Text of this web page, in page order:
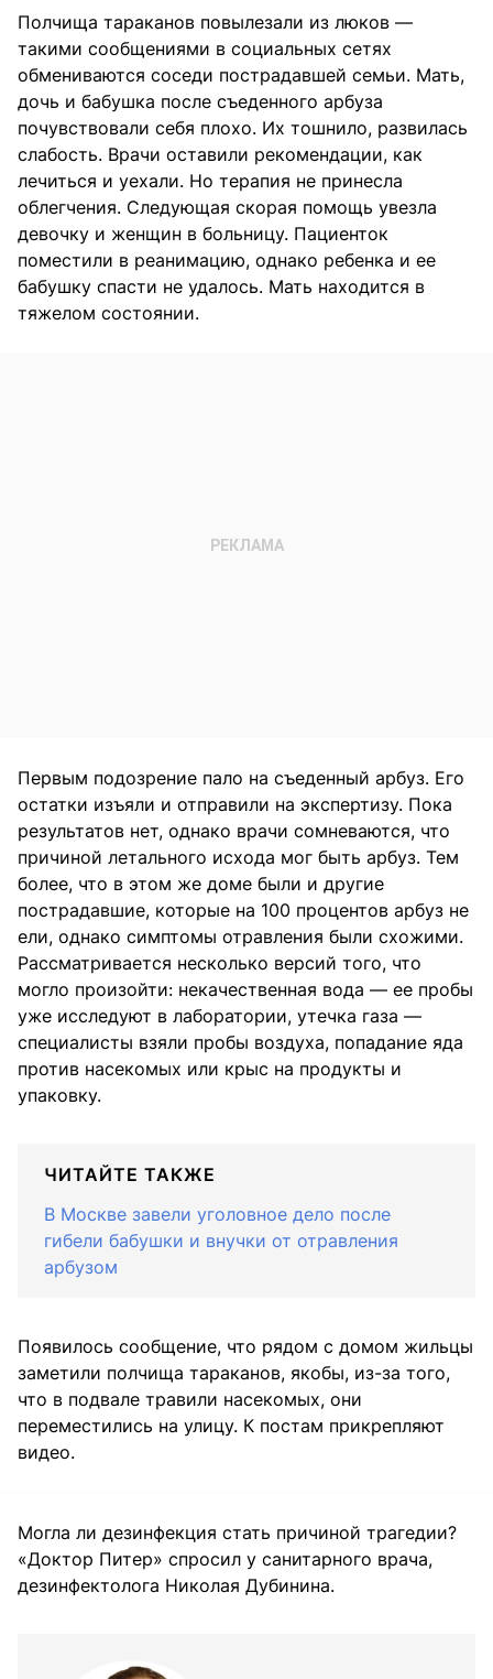
Полчища тараканов повылезали из люков —
такими сообщениями в социальных сетях
обмениваются соседи пострадавшей семьи. Мать,
дочь и бабушка после съеденного арбуза
почувствовали себя плохо. Их тошнило, развилась
слабость. Врачи оставили рекомендации, как
лечиться и уехали. Но терапия не принесла
облегчения. Следующая скорая помощь увезла
девочку и женщин в больницу. Пациенток
поместили в реанимацию, однако ребенка и ее
бабушку спасти не удалось. Мать находится в
тяжелом состоянии.
Первым подозрение пало на съеденный арбуз. Его
остатки изъяли и отправили на экспертизу. Пока
результатов нет, однако врачи сомневаются, что
причиной летального исхода мог быть арбуз. Тем
более, что в этом же доме были и другие
пострадавшие, которые на 100 процентов арбуз не
ели, однако симптомы отравления были схожими.
Рассматривается несколько версий того, что
могло произойти: некачественная вода — ее пробы
уже исследуют в лаборатории, утечка газа —
специалисты взяли пробы воздуха, попадание яда
против насекомых или крыс на продукты и
упаковку.
ЧИТАЙТЕ ТАКЖЕ
В Москве завели уголовное дело после
гибели бабушки и внучки от отравления
арбузом
Появилось сообщение, что рядом с домом жильцы
заметили полчища тараканов, якобы, из-за того,
что в подвале травили насекомых, они
переместились на улицу. К постам прикрепляют
видео.
Могла ли дезинфекция стать причиной трагедии?
«Доктор Питер» спросил у санитарного врача,
дезинфектолога Николая Дубинина.